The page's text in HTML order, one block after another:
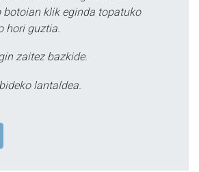
botoian klik eginda topatuko
hori guztia.
zaitez bazkide.
lantaldea.